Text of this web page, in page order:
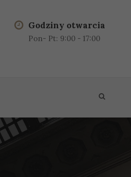
Godziny otwarcia
Pon- Pt: 9:00 - 17:00